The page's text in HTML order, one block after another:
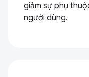
giảm sự phụ
người dùng.